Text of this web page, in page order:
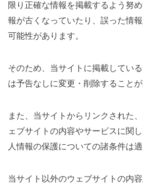
限り正確な情報を掲載するよう努
報が古くなっていたり、誤った情
可能性があります。
そのため、当サイトに掲載してい
は予告なしに変更・削除することが
また、当サイトからリンクされた
ェブサイトの内容やサービスに関
人情報の保護についての諸条件は適
当サイト以外のウェブサイトの内